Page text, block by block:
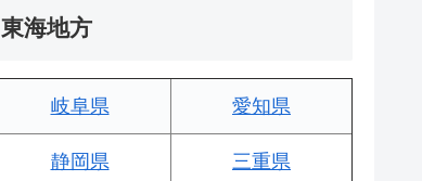
東海地方
岐阜県 愛知県
静岡県 三重県